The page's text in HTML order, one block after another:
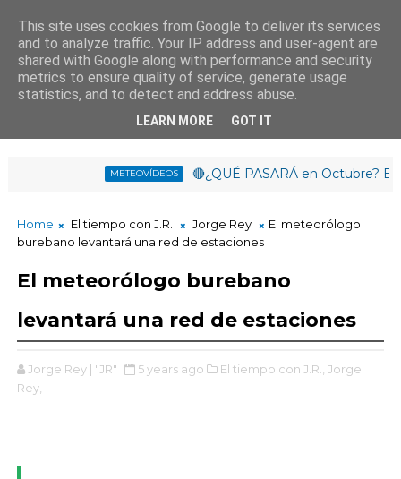
¡Buen día!
16: 06 55
METEOVÍDEOS 🔴¿QUÉ PASARÁ en Octubre? EL
Home El tiempo con J.R. Jorge Rey
El meteorólogo
burebano levantará una red de estaciones
El meteorólogo burebano
levantará una red de estaciones
Jorge Rey | "JR" 5 years ago El tiempo con J.R.,
Jorge
Rey,
This site uses cookies from Google to deliver its services
and to analyze traffic. Your IP address and user-agent are
shared with Google along with performance and security
metrics to ensure quality of service, generate usage
statistics, and to detect and address abuse.
LEARN MORE GOT IT